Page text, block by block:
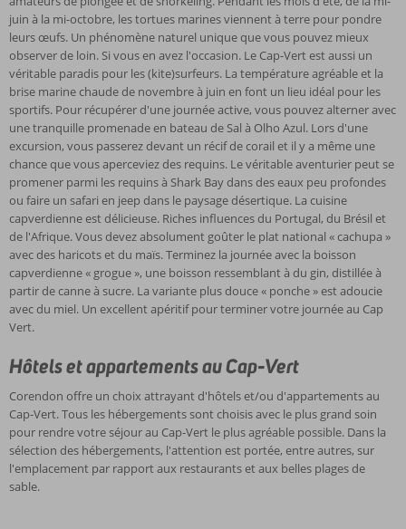
juin à la mi-octobre, les tortues marines viennent à terre pour pondre
leurs œufs. Un phénomène naturel unique que vous pouvez mieux
observer de loin. Si vous en avez l'occasion. Le Cap-Vert est aussi un
véritable paradis pour les (kite)surfeurs. La température agréable et la
brise marine chaude de novembre à juin en font un lieu idéal pour les
sportifs. Pour récupérer d'une journée active, vous pouvez alterner avec
une tranquille promenade en bateau de Sal à Olho Azul. Lors d'une
excursion, vous passerez devant un récif de corail et il y a même une
chance que vous aperceviez des requins. Le véritable aventurier peut se
promener parmi les requins à Shark Bay dans des eaux peu profondes
ou faire un safari en jeep dans le paysage désertique. La cuisine
capverdienne est délicieuse. Riches influences du Portugal, du Brésil et
de l'Afrique. Vous devez absolument goûter le plat national « cachupa »
avec des haricots et du maïs. Terminez la journée avec la boisson
capverdienne « grogue », une boisson ressemblant à du gin, distillée à
partir de canne à sucre. La variante plus douce « ponche » est adoucie
avec du miel. Un excellent apéritif pour terminer votre journée au Cap
Vert.
Hôtels et appartements au Cap-Vert
Corendon offre un choix attrayant d'hôtels et/ou d'appartements au
Cap-Vert. Tous les hébergements sont choisis avec le plus grand soin
pour rendre votre séjour au Cap-Vert le plus agréable possible. Dans la
sélection des hébergements, l'attention est portée, entre autres, sur
l'emplacement par rapport aux restaurants et aux belles plages de
sable.